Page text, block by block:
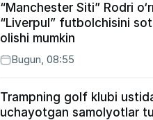
“Manchester Siti” Rodri
“Liverpul” futbolchisini
olishi mumkin
Bugun, 08:55
Trampning golf klubi
uchayotgan samolyotlar